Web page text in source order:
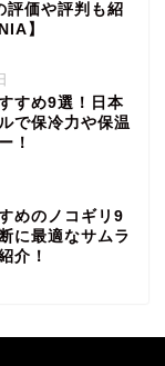
評価や評判も紹
】
すめ9選！日本
で保冷力や保温
！
めのノコギリ9
に最適なサムラ
介！